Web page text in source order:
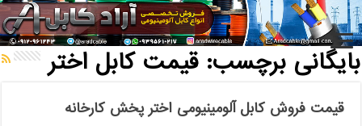
خانه / بایگانی برچسب: قیمت کابل اختر
بایگانی برچسب:قیمت کابل اختر
قیمت فروش کابل آلومینیومی اختر پخش کارخانه